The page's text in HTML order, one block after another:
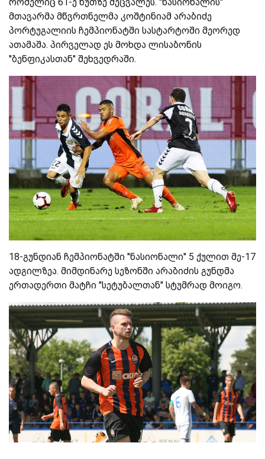
მთავარმა მწვრთნელმა კოშტინიამ არაბიძე
პორტუგალიის ჩემპიონატში სასტარტოში მეორედ
ათამაშა. პირველად ეს მოხდა ლისაბონის
''ბენფიკასთან'' შეხვედრაში.
18-გუნდიან ჩემპიონატში ''ნასიონალი'' 5 ქულით მე-17
ადგილზეა. მიმდინარე სეზონში არაბიძის გუნდმა
ერთადერთი მატჩი ''სეტუბალთან'' სტუმრად მოიგო.